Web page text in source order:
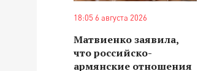
18:05 6 августа 2026
Матвиенко заявила,
что российско-
армянские отношения